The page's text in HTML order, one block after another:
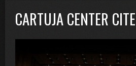
CARTUJA CENTER CITE